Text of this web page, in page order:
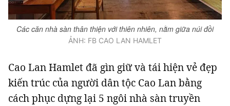
Các căn nhà sàn thân thiện với thiên nhiên, nằm giữa núi đồi
ẢNH: FB CAO LAN HAMLET
Cao Lan Hamlet đã gìn giữ và tái hiện vẻ đẹp
kiến trúc của người dân tộc Cao Lan bằng
cách phục dựng lại 5 ngôi nhà sàn truyền